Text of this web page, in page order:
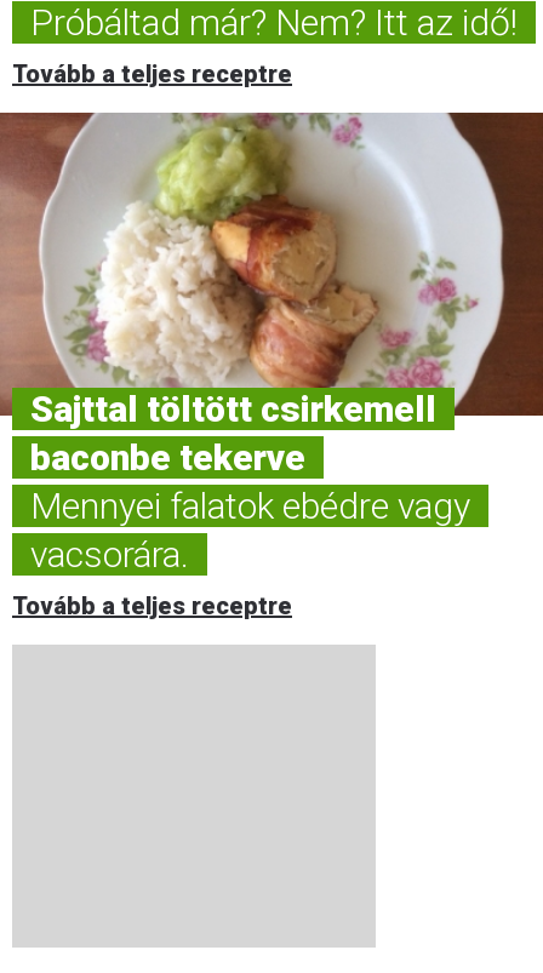
Próbáltad már? Nem? Itt az idő!
Tovább a teljes receptre
Sajttal töltött csirkemell
baconbe tekerve
Mennyei falatok ebédre vagy
vacsorára.
Tovább a teljes receptre